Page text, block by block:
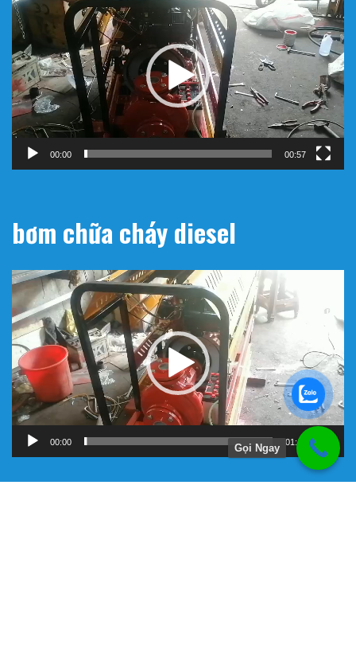
chơi
Video
00:00 00:57
bơm chữa cháy diesel
Trình
chơi
Video
00:00 01:11
Gọi Ngay